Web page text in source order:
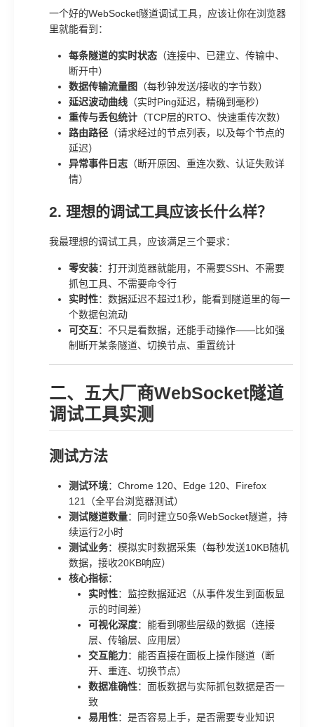
一个好的WebSocket隧道调试工具，应该让你在浏览器
里就能看到：
每条隧道的实时状态 （连接中、已建立、传输中、
断开中）
数据传输流量图
（每秒钟发送/接收的字节数）
延迟波动曲线 （实时Ping延迟，精确到毫秒）
重传与丢包统计 （TCP层的RTO、快速重传次数）
路由路径 （请求经过的节点列表，以及每个节点的
延迟）
异常事件日志 （断开原因、重连次数、认证失败详
情）
2. 理想的调试工具应该长什么样？
我最理想的调试工具，应该满足三个要求：
零安装：打开浏览器就能用，不需要SSH、不需要
抓包工具、不需要命令行
实时性：数据延迟不超过1秒，能看到隧道里的每一
个数据包流动
可交互：不只是看数据，还能手动操作——比如强
制断开某条隧道、切换节点、重置统计
二、五大厂商WebSocket隧道
调试工具实测
测试方法
测试环境：Chrome 120、Edge 120、Firefox
121（全平台浏览器测试）
测试隧道数量：同时建立50条WebSocket隧道，持
续运行2小时
测试业务：模拟实时数据采集（每秒发送10KB随机
数据，接收20KB响应）
核心指标：
实时性：监控数据延迟（从事件发生到面板显
示的时间差）
可视化深度：能看到哪些层级的数据（连接
层、传输层、应用层）
交互能力：能否直接在面板上操作隧道（断
开、重连、切换节点）
数据准确性：面板数据与实际抓包数据是否一
致
易用性：是否容易上手，是否需要专业知识